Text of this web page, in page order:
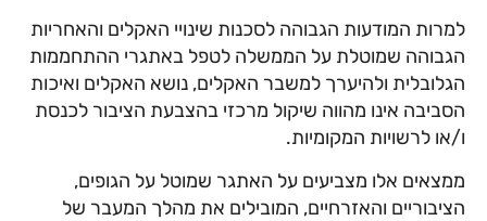
למרות המודעות הגבוהה לסכנות שינויי האקלים והאחריות
הגבוהה שמוטלת על הממשלה לטפל באתגרי ההתחממות
הגלובלית ולהיערך למשבר האקלים, נושא האקלים ואיכות
הסביבה אינו מהווה שיקול מרכזי בהצבעת הציבור לכנסת
ו/או לרשויות המקומיות.
ממצאים אלו מצביעים על האתגר שמוטל על הגופים,
הציבוריים והאזרחיים, המובילים את מהלך המעבר של